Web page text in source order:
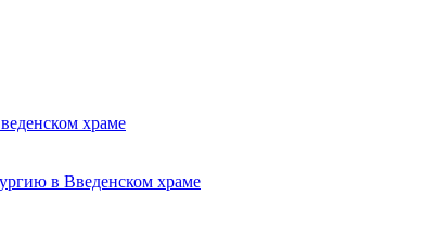
храме
в Введенском храме